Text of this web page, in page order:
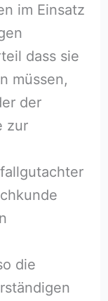
im Einsatz
dass sie
müssen,
der
zur
die